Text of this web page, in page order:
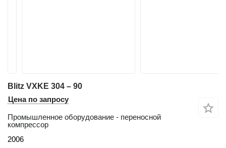
Blitz VXKE 304 – 90
Цена по запросу
Промышленное оборудование - переносной
компрессор
2006